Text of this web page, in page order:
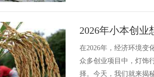
2026年小本创
新路径！
在2026年，经济环境变
众多创业项目中，灯饰
择。今天，我们就来揭